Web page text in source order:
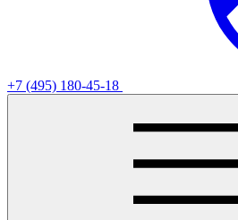
+7 (495) 180-45-18